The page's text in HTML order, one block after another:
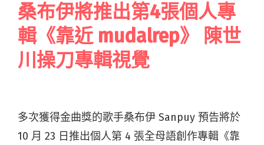
桑布伊將推出第4張個人專
輯《靠近 mudalrep》 陳世
川操刀專輯視覺
多次獲得金曲獎的歌手桑布伊 Sanpuy 預告將於
10 月 23 日推出個人第 4 張全母語創作專輯《靠